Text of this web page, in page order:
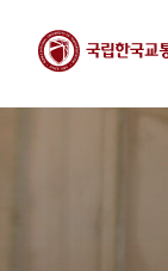
한국
대